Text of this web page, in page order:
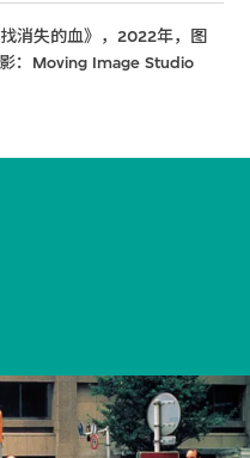
消失的血》，2022年，图
：Moving Image Studio